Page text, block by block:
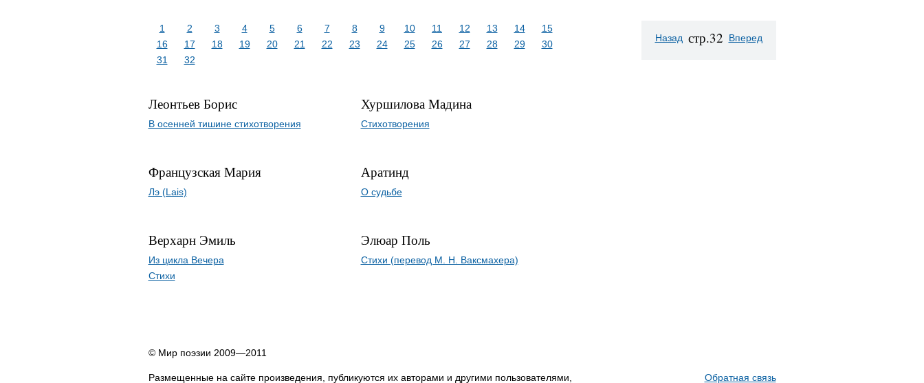
1 2 3 4 5 6 7 8 9 10 11 12 13 14
15
16
17 18 19 20 21 22 23 24 25 26 27 28 29
30
31
32
Леонтьев Борис
В осенней тишине стихотворения
Французская Мария
Лэ (Lais)
Верхарн Эмиль
Из цикла Вечера
Стихи
Хуршилова Мадина
Стихотворения
Аратинд
О судьбе
Элюар Поль
Стихи (перевод М. Н. Ваксмахера)
Назад стр.32 Вперед
© Мир поэзии 2009—2011
Размещенные на сайте произведения, публикуются их авторами и другими пользователями, Обратная связь